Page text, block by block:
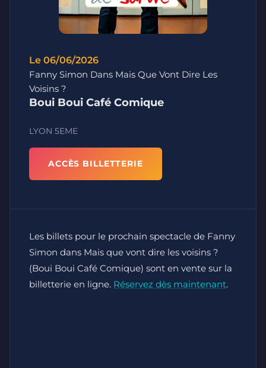
Le 06/06/2026
Fanny Simon Dans Mais Que Vont Dire Les
Voisins ?
Boui Boui Café Comique
LYON 5EME
ACCÈS BILLETTERIE
Les billets pour le prochain spectacle de Fanny
Simon dans Mais que vont dire les voisins ?
(Boui Boui Café Comique) sont en vente sur la
billetterie en ligne. Réservez dès maintenant.